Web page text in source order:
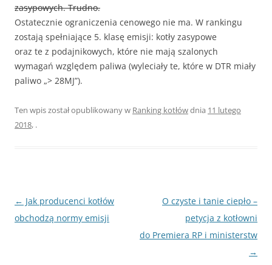
zasypowych. Trudno.
Ostatecznie ograniczenia cenowego nie ma. W rankingu
zostają spełniające 5. klasę emisji: kotły zasypowe
oraz te z podajnikowych, które nie mają szalonych
wymagań względem paliwa (wyleciały te, które w DTR miały
paliwo „> 28MJ”).
Ten wpis został opublikowany w Ranking kotłówdnia 11 lutego
2018, .
Zobacz
wpisy
← Jak producenci kotłów
obchodzą normy emisji
O czyste i tanie ciepło –
petycja z kotłowni
do Premiera RP i ministerstw
→